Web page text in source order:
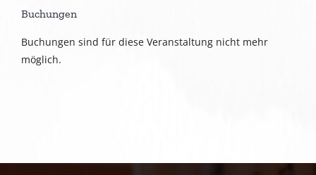
Buchungen
Buchungen sind für diese Veranstaltung nicht mehr
möglich.